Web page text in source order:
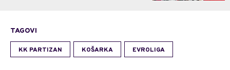
TAGOVI
KK PARTIZAN KOŠARKA EVROLIGA